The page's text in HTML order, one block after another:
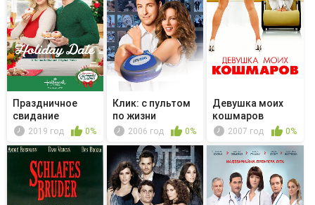
Праздничное
свидание
2019 год 0%
Клик: с пультом
по жизни
2006 год 0%
Девушка моих
кошмаров
2007 год 0%